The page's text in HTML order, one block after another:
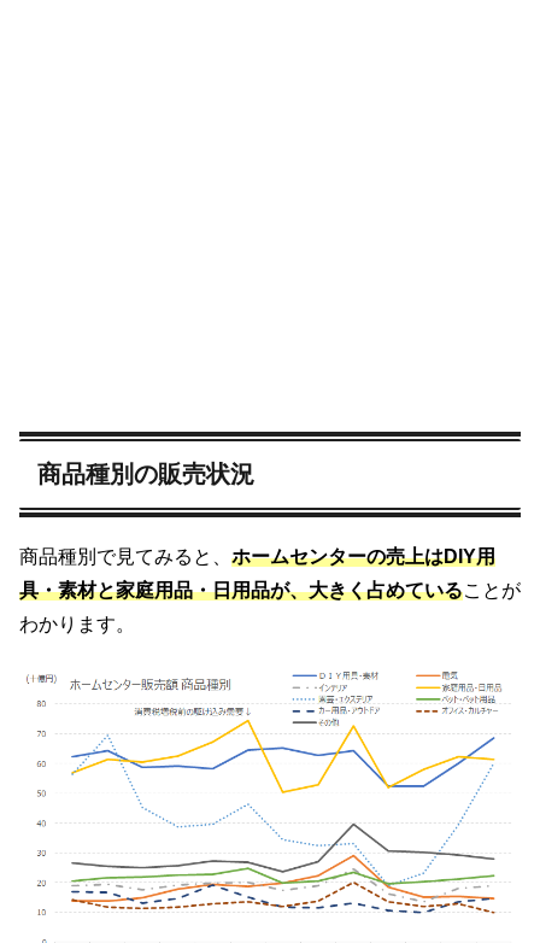
商品種別の販売状況
商品種別で見てみると、 ホームセンターの売上はDIY用
具・素材と家庭用品・日用品が、大きく占めていることが
わかります。